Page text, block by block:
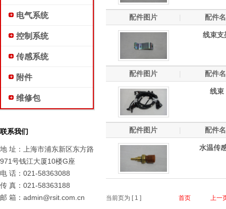
电气系统
控制系统
传感系统
附件
维修包
联系我们
地 址：上海市浦东新区东方路
971号钱江大厦10楼G座
电 话：021-58363088
传 真：021-58363188
邮 箱：admin@rsit.com.cn
配件图片 配件
线束支
配件图片 配件
线束
配件图片 配件
水温传
当前页为 [ 1 ] 首页 上一